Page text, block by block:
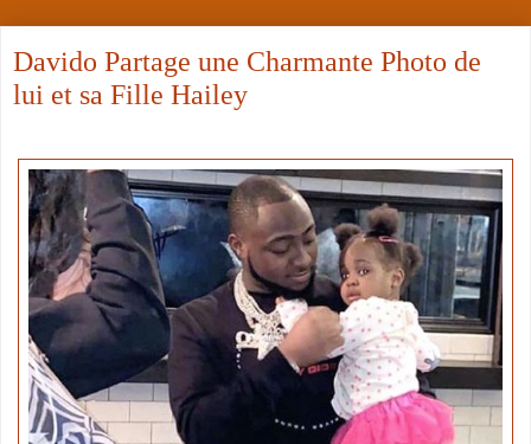
Davido Partage une Charmante Photo de
lui et sa Fille Hailey